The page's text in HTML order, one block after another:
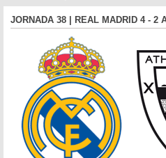
JORNADA 38 | REAL MADRID 4 - 2